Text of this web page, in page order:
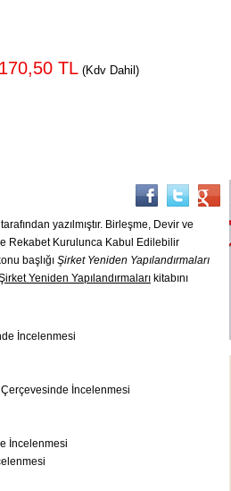
Kayıt Rehberi
2500 Kdv Dahil.
170,50 TL (Kdv Dahil)
yazılmıştır. Birleşme, Devir ve
Rekabet Kurulunca Kabul Edilebilir
başlığı Şirket Yeniden Yapılandırmaları
Yeniden Yapılandırmaları kitabını
İncelenmesi
Çerçevesinde İncelenmesi
İncelenmesi